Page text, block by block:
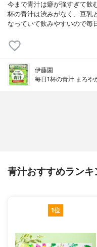
今まで青汁は癖が強すぎて飲
杯の青汁は渋みがなく、豆乳
なっていて飲みやすいので毎
伊藤園
毎日1杯の青汁 まろや
青汁おすすめランキ
1位